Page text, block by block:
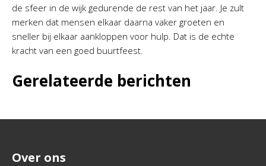
de sfeer in de wijk gedurende de rest van het jaar. Je zult
merken dat mensen elkaar daarna vaker groeten en
sneller bij elkaar aankloppen voor hulp. Dat is de echte
kracht van een goed buurtfeest.
Gerelateerde berichten
Over ons